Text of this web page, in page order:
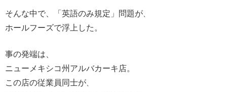
そんな中で、「英語のみ規定 」問題が
ホールフーズで浮上した。
事の発端は、
ニューメキシコ州アルバカーキ店。
この店の従業員同士が、